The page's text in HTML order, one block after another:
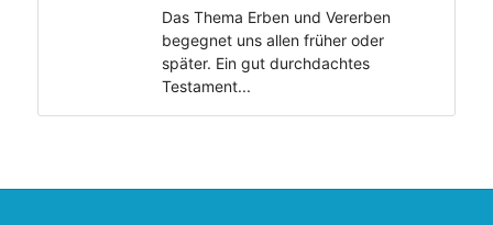
Das Thema Erben und Vererben
begegnet uns allen früher oder
später. Ein gut durchdachtes
Testament...